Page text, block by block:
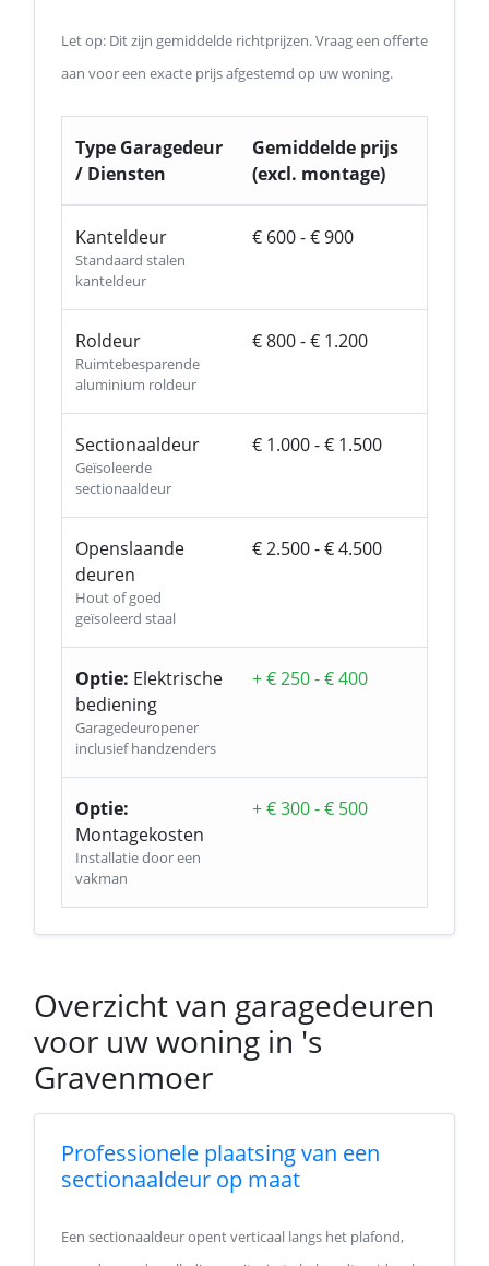
Let op: Dit zijn gemiddelde richtprijzen. Vraag een offerte
aan voor een exacte prijs afgestemd op uw woning.
Type Garagedeur
/ Diensten
Gemiddelde prijs
(excl. montage)
Kanteldeur
Standaard stalen
kanteldeur
€ 600 - € 900
Roldeur
Ruimtebesparende
aluminium roldeur
€ 800 - € 1.200
Sectionaaldeur
Geïsoleerde
sectionaaldeur
€ 1.000 - € 1.500
Openslaande
deuren
Hout of goed
geïsoleerd staal
€ 2.500 - € 4.500
Optie: Elektrische
bediening
Garagedeuropener
inclusief handzenders
+ € 250 - € 400
Optie:
Montagekosten
Installatie door een
vakman
+ € 300 - € 500
Overzicht van garagedeuren
voor uw woning in 's
Gravenmoer
Professionele plaatsing van een
sectionaaldeur op maat
Een sectionaaldeur opent verticaal langs het plafond,